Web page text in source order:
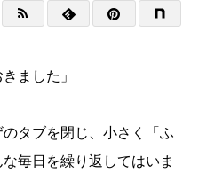
ました」
タブを閉じ、小さく「ふ
毎日を繰り返してはいま